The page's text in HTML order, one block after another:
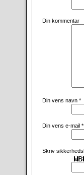
Din kommentar
Din vens navn *
Din vens e-mail *
Skriv